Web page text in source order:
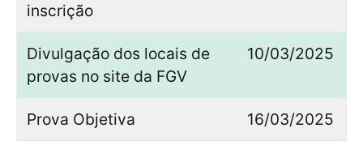
inscrição
Divulgação dos locais de
provas no site da FGV
10/03/2025
Prova Objetiva 16/03/2025